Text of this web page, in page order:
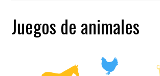
Juegos de animales